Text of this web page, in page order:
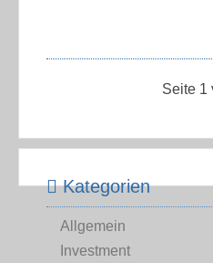
Seite 1
Kategorien
Allgemein
Investment